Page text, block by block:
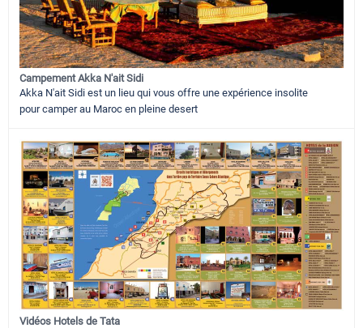
Campement Akka N'ait Sidi
Akka N'ait Sidi est un lieu qui vous offre une expérience insolite
pour camper au Maroc en pleine desert
Vidéos Hotels de Tata